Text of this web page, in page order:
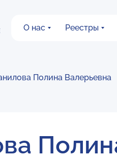
О нас Реестры
Полина Валерьевна